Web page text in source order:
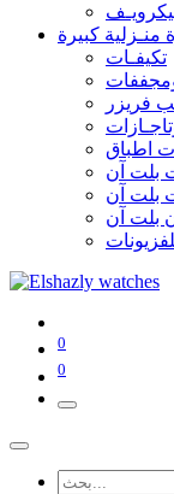
منـزلية كبيرة
تكيفـات
فريزر
اطباق
بلت آن
بلت آن
بلت آن
0
0